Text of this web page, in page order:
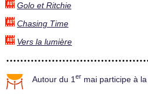
Golo et Ritchie
Chasing Time
Vers la lumière
Autour du 1 er mai participe à la